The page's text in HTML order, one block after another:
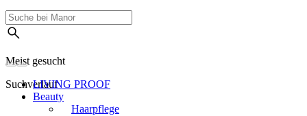
Meist gesucht
SuchverlaufLIVING PROOF
Beauty
Haarpflege